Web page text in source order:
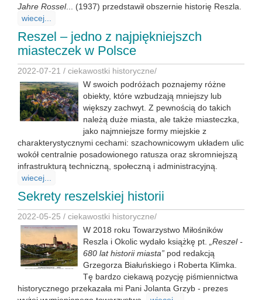
Jahre Rossel... (1937) przedstawił obszernie historię Reszla.
wiecej...
Reszel – jedno z najpiękniejszch
miasteczek w Polsce
2022-07-21 / ciekawostki historyczne/
W swoich podróżach poznajemy różne
obiekty, które wzbudzają mniejszy lub
większy zachwyt. Z pewnością do takich
należą duże miasta, ale także miasteczka,
jako najmniejsze formy miejskie z
charakterystycznymi cechami: szachownicowym układem ulic
wokół centralnie posadowionego ratusza oraz skromniejszą
infrastrukturą techniczną, społeczną i administracyjną.
wiecej...
Sekrety reszelskiej historii
2022-05-25 / ciekawostki historyczne/
W 2018 roku Towarzystwo Miłośników
Reszla i Okolic wydało książkę pt.
„Reszel -
680 lat historii miasta” pod redakcją
Grzegorza Białuńskiego i Roberta Klimka.
Tę bardzo ciekawą pozycję piśmiennictwa
historycznego przekazała mi Pani Jolanta Grzyb - prezes